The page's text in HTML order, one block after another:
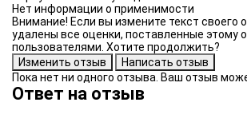
Нет информации о применимости
Внимание! Если вы измените текст своего
удалены все оценки, поставленные этому
пользователями. Хотите продолжить?
Пока нет ни одного отзыва. Ваш отзыв
Ответ на отзыв